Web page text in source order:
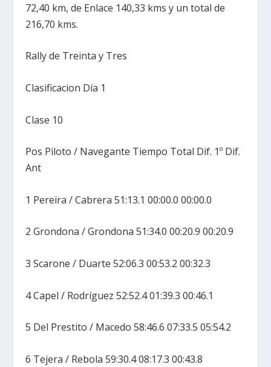
72,40 km, de Enlace 140,33 kms y un total de
216,70 kms.
Rally de Treinta y Tres
Clasificacion Día 1
Clase 10
Pos Piloto / Navegante Tiempo Total Dif. 1º Dif.
Ant
1 Pereira / Cabrera 51:13.1 00:00.0 00:00.0
2 Grondona / Grondona 51:34.0 00:20.9 00:20.9
3 Scarone / Duarte 52:06.3 00:53.2 00:32.3
4 Capel / Rodríguez 52:52.4 01:39.3 00:46.1
5 Del Prestito / Macedo 58:46.6 07:33.5 05:54.2
6 Tejera / Rebola 59:30.4 08:17.3 00:43.8